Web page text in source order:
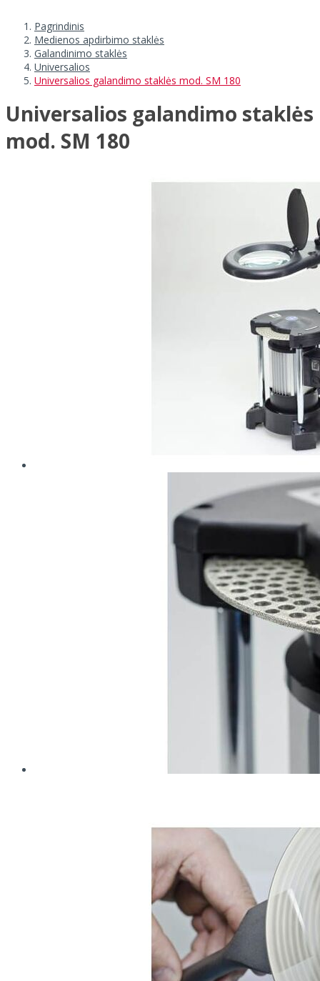
Pagrindinis
Medienos apdirbimo staklės
Galandinimo staklės
Universalios
Universalios galandimo staklės mod. SM 180
Universalios galandimo staklės
mod. SM 180